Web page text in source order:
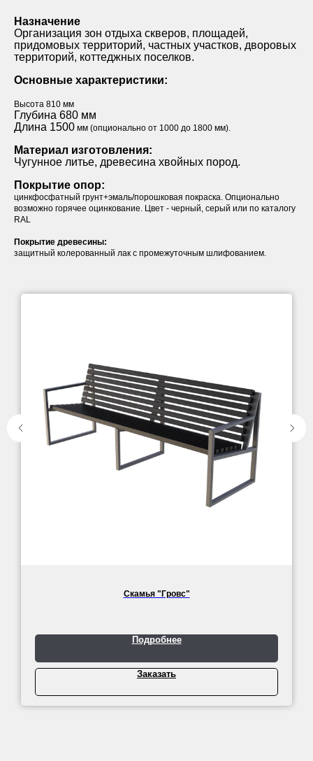
Назначение
Организация зон отдыха скверов, площадей,
придомовых территорий, частных участков, дворовых
территорий, коттеджных поселков.
Основные характеристики:
Высота 810 мм
Глубина 680 мм
Длина 1500 мм (опционально от 1000 до 1800 мм).
Материал изготовления:
Чугунное литье, древесина хвойных пород.
Покрытие опор:
цинкфосфатный грунт+эмаль/порошковая покраска. Опционально
возможно горячее оцинкование. Цвет - черный, серый или по каталогу
RAL
Покрытие древесины:
защитный колерованный лак с промежуточным шлифованием.
Скамья "Гровс"
Подробнее
Заказать